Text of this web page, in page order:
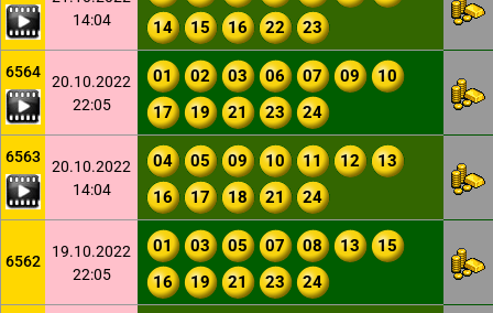
14:04
14
15 16 22 23
6564
20.10.2022
22:05
01 02 03 06 07 09
10
17
19 21 23 24
6563
20.10.2022
14:04
04 05 09 10 11 12
13
16
17 18 21 24
6562
19.10.2022
22:05
01 03 05 07 08 13
15
16
19 21 23 24